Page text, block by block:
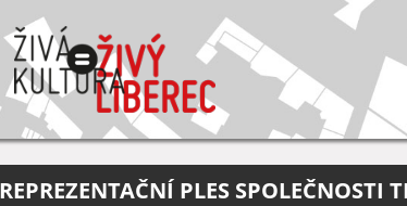
REPREZENTAČNÍ PLES SPOLEČNOSTI